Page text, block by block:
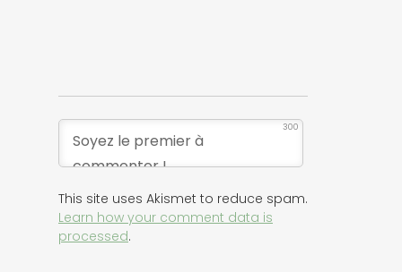
300
This site uses Akismet to reduce spam.
Learn how your comment data is
processed.